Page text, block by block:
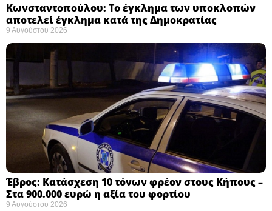
Κωνσταντοπούλου: Το έγκλημα των υποκλοπών
αποτελεί έγκλημα κατά της Δημοκρατίας ​
9 Αυγούστου 2026
Έβρος: Κατάσχεση 10 τόνων φρέον στους Κήπους –
Στα 900.000 ευρώ η αξία του φορτίου ​
9 Αυγούστου 2026